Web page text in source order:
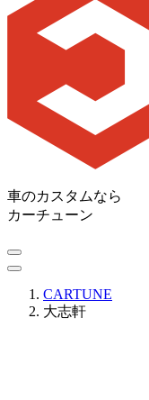
車のカスタムなら
カーチューン
CARTUNE
大志軒